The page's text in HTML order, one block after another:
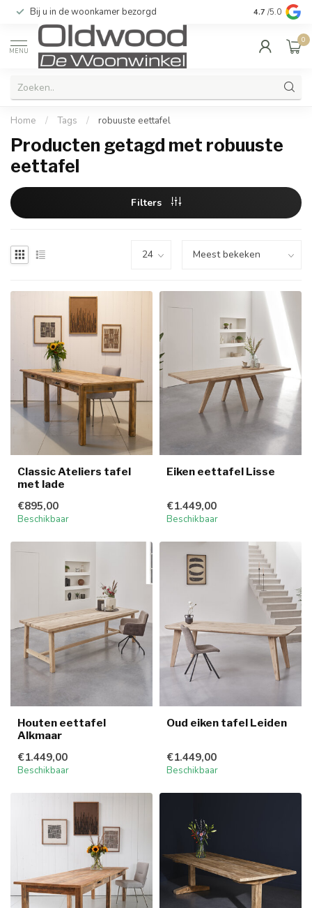
Bij u in de woonkamer bezorgd Kwaliteit &
4.7 /5.0
MENU
0
Home / Tags / robuuste eettafel
Producten getagd met robuuste
eettafel
Filters
Classic Ateliers tafel
met lade
€895,00
Beschikbaar
Eiken eettafel Lisse
€1.449,00
Beschikbaar
Houten eettafel
Alkmaar
€1.449,00
Beschikbaar
Oud eiken tafel Leiden
€1.449,00
Beschikbaar